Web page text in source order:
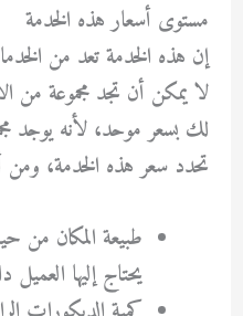
مستوى أسعار هذه الخدمة
إن هذه الخدمة تعد من
لا يمكن أن تجد مجموعة من
لك بسعر موحد، لأنه يوجد
تحدد سعر هذه الخدمة، ومن
طبيعة المكان من
يحتاج إليها